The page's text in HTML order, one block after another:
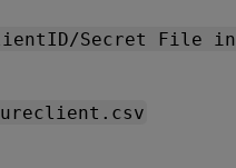
Secret File in